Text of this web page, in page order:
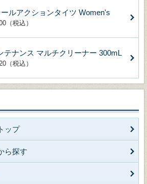
ルアクションタイツ Women's
（税込）
テナンス マルチクリーナー 300mL
（税込）
ップ
ら探す